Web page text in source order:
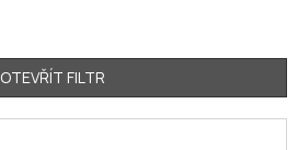
OTEVŘÍT FILTR